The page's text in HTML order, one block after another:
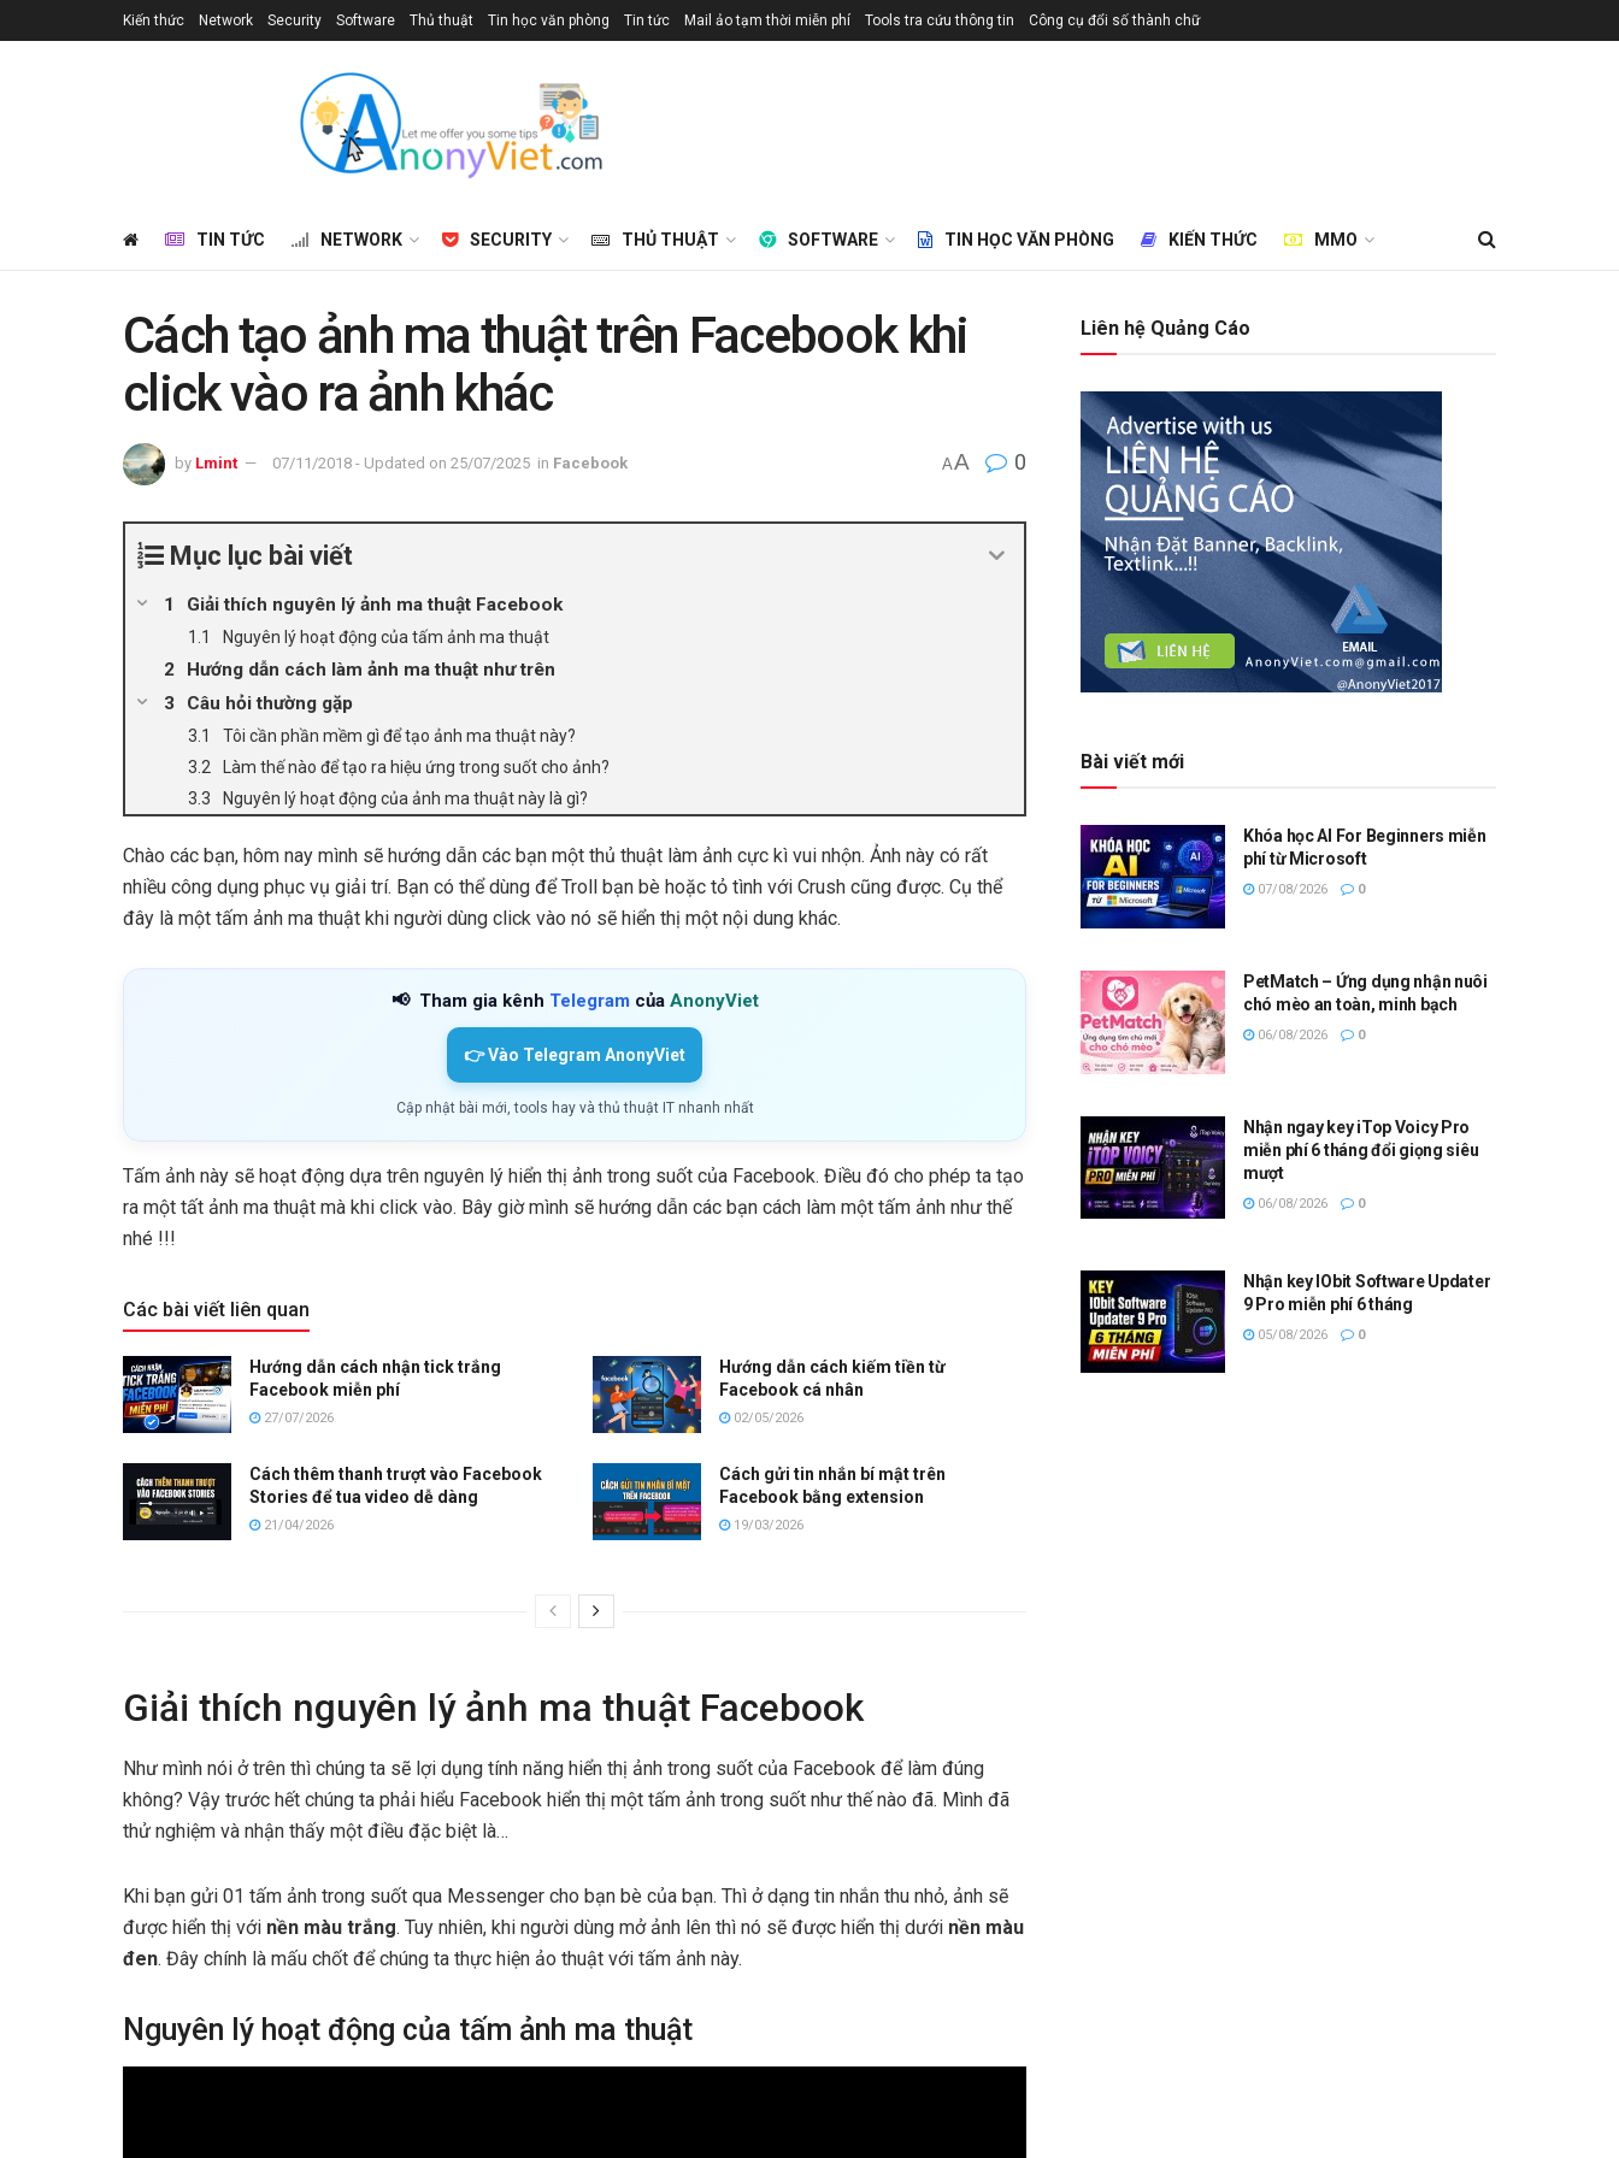
Kiến thức Network Security Software Thủ thuật Tin học văn phòng Tin tức Mail ảo tạm thời miễn phí Tools tra cứu thông tin Công cụ đổi số thành chữ
TIN TỨC NETWORK SECURITY THỦ THUẬT SOFTWARE TIN HỌC VĂN PHÒNG KIẾN THỨC MMO
Cách tạo ảnh ma thuật trên Facebook khi
click vào ra ảnh khác
by Lmint 07/11/2018 - Updated on 25/07/2025 in Facebook AA 0
Mục lục bài viết
Giải thích nguyên lý ảnh ma thuật Facebook
Nguyên lý hoạt động của tấm ảnh ma thuật
Hướng dẫn cách làm ảnh ma thuật như trên
Câu hỏi thường gặp
Tôi cần phần mềm gì để tạo ảnh ma thuật này?
Làm thế nào để tạo ra hiệu ứng trong suốt cho ảnh?
Nguyên lý hoạt động của ảnh ma thuật này là gì?
Chào các bạn, hôm nay mình sẽ hướng dẫn các bạn một thủ thuật làm ảnh cực kì vui nhộn. Ảnh này có rất
nhiều công dụng phục vụ giải trí. Bạn có thể dùng để Troll bạn bè hoặc tỏ tình với Crush cũng được. Cụ thể
đây là một tấm ảnh ma thuật khi người dùng click vào nó sẽ hiển thị một nội dung khác.
📢 Tham gia kênh Telegram của AnonyViet
👉 Vào Telegram AnonyViet
Cập nhật bài mới, tools hay và thủ thuật IT nhanh nhất
Tấm ảnh này sẽ hoạt động dựa trên nguyên lý hiển thị ảnh trong suốt của Facebook. Điều đó cho phép ta tạo
ra một tất ảnh ma thuật mà khi click vào. Bây giờ mình sẽ hướng dẫn các bạn cách làm một tấm ảnh như thế
nhé !!!
Các bài viết liên quan
Hướng dẫn cách nhận tick trắng
Facebook miễn phí
27/07/2026
Hướng dẫn cách kiếm tiền từ
Facebook cá nhân
02/05/2026
Cách thêm thanh trượt vào Facebook
Stories để tua video dễ dàng
21/04/2026
Cách gửi tin nhắn bí mật trên
Facebook bằng extension
19/03/2026
Giải thích nguyên lý ảnh ma thuật Facebook
Như mình nói ở trên thì chúng ta sẽ lợi dụng tính năng hiển thị ảnh trong suốt của Facebook để làm đúng
không? Vậy trước hết chúng ta phải hiểu Facebook hiển thị một tấm ảnh trong suốt như thế nào đã. Mình đã
thử nghiệm và nhận thấy một điều đặc biệt là…
Khi bạn gửi 01 tấm ảnh trong suốt qua Messenger cho bạn bè của bạn. Thì ở dạng tin nhắn thu nhỏ, ảnh sẽ
được hiển thị với nền màu trắng. Tuy nhiên, khi người dùng mở ảnh lên thì nó sẽ được hiển thị dưới nền màu
đen. Đây chính là mấu chốt để chúng ta thực hiện ảo thuật với tấm ảnh này.
Nguyên lý hoạt động của tấm ảnh ma thuật
Liên hệ Quảng Cáo
Bài viết mới
Khóa học AI For Beginners miễn
phí từ Microsoft
07/08/2026 0
PetMatch – Ứng dụng nhận nuôi
chó mèo an toàn, minh bạch
06/08/2026 0
Nhận ngay key iTop Voicy Pro
miễn phí 6 tháng đổi giọng siêu
mượt
06/08/2026 0
Nhận key IObit Software Updater
9 Pro miễn phí 6 tháng
05/08/2026 0